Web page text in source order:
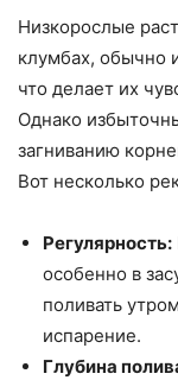
Низкорослые
клумбах, обычно
что делает их
Однако
загниванию
Вот несколько
Регулярность:
особенно в
поливать
испарение.
Глубина